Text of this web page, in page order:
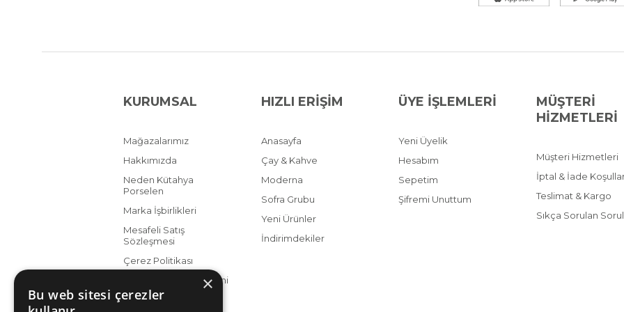
Hediye Tercihi: Şık
göre. Kaliteli ve uygun
mutfağınıza hem
KURUMSAL
Mağazalarımız
Hakkımızda
Neden Kütahya
Porselen
Marka İşbirlikleri
Mesafeli Satış
Sözleşmesi
Çerez Politikası
KVKK Aydınlatma Metni
HIZLI ERİŞİM
Anasayfa
Çay & Kahve
Moderna
Sofra Grubu
Yeni Ürünler
İndirimdekiler
ÜYE İŞLEMLERİ
Yeni Üyelik
Hesabım
Sepetim
Şifremi Unuttum
MÜŞTERİ
HİZMETLERİ
Müşteri Hizmetleri
İptal & İade
Teslimat & Kargo
Sıkça Sorulan
×
Bu web sitesi çerezler